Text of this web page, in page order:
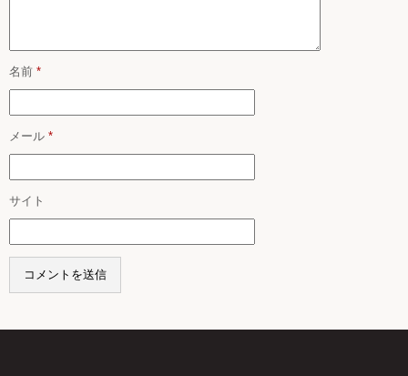
名前 *
メール *
サイト